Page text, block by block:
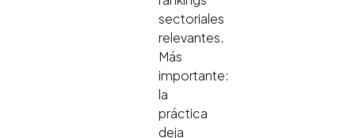
sectoriales
relevantes.
Más
importante:
la
práctica
deja